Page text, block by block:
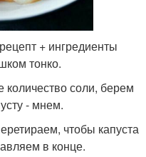
+ ингредиенты
тонко.
соли, берем
- мнем.
чтобы капуста
в конце.